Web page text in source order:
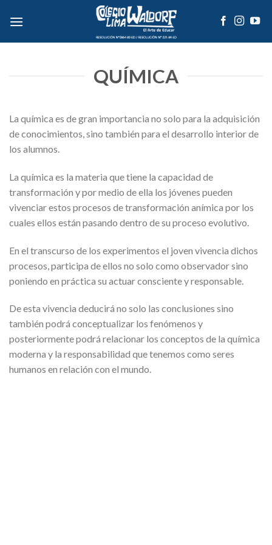
QUÍMICA
La química es de gran importancia no solo para la adquisición
de conocimientos, sino también para el desarrollo interior de
los alumnos.
La química es la materia que tiene la capacidad de
transformación y por medio de ella los jóvenes pueden
vivenciar estos procesos de transformación anímica por los
cuales ellos están pasando dentro de su proceso evolutivo.
En el transcurso de los experimentos el joven vivencia dichos
procesos, participa de ellos no solo como observador sino
poniendo en práctica su actuar consciente y responsable.
De esta vivencia deducirá no solo las conclusiones sino
también podrá conceptualizar los fenómenos y
posteriormente podrá relacionar los conceptos de la química
moderna y la responsabilidad que tenemos como seres
humanos en relación con el mundo.